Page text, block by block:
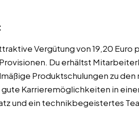
Vergütung von 19,20 Euro
Du erhältst
Produktschulungen zu den
Karrieremöglichkeiten in
und ein technikbegeistertes